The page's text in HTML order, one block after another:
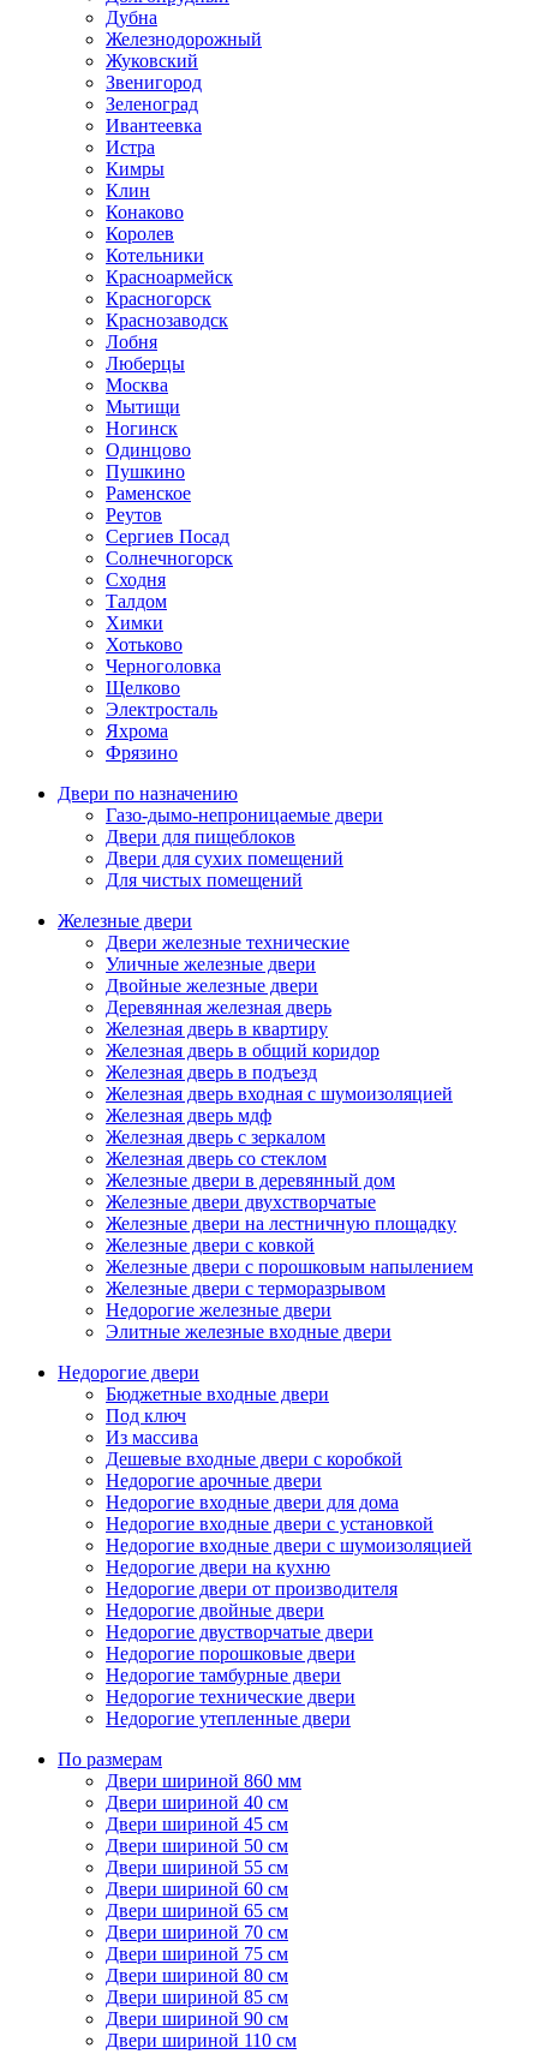
Дубна
Железнодорожный
Жуковский
Звенигород
Зеленоград
Ивантеевка
Истра
Кимры
Клин
Конаково
Королев
Котельники
Красноармейск
Красногорск
Краснозаводск
Лобня
Люберцы
Москва
Мытищи
Ногинск
Одинцово
Пушкино
Раменское
Реутов
Сергиев Посад
Солнечногорск
Сходня
Талдом
Химки
Хотьково
Черноголовка
Щелково
Электросталь
Яхрома
Фрязино
Двери по назначению
Газо-дымо-непроницаемые двери
Двери для пищеблоков
Двери для сухих помещений
Для чистых помещений
Железные двери
Двери железные технические
Уличные железные двери
Двойные железные двери
Деревянная железная дверь
Железная дверь в квартиру
Железная дверь в общий коридор
Железная дверь в подъезд
Железная дверь входная с шумоизоляцией
Железная дверь мдф
Железная дверь с зеркалом
Железная дверь со стеклом
Железные двери в деревянный дом
Железные двери двухстворчатые
Железные двери на лестничную площадку
Железные двери с ковкой
Железные двери с порошковым напылением
Железные двери с терморазрывом
Недорогие железные двери
Элитные железные входные двери
Недорогие двери
Бюджетные входные двери
Под ключ
Из массива
Дешевые входные двери с коробкой
Недорогие арочные двери
Недорогие входные двери для дома
Недорогие входные двери с установкой
Недорогие входные двери с шумоизоляцией
Недорогие двери на кухню
Недорогие двери от производителя
Недорогие двойные двери
Недорогие двустворчатые двери
Недорогие порошковые двери
Недорогие тамбурные двери
Недорогие технические двери
Недорогие утепленные двери
По размерам
Двери шириной 860 мм
Двери шириной 40 см
Двери шириной 45 см
Двери шириной 50 см
Двери шириной 55 см
Двери шириной 60 см
Двери шириной 65 см
Двери шириной 70 см
Двери шириной 75 см
Двери шириной 80 см
Двери шириной 85 см
Двери шириной 90 см
Двери шириной 110 см